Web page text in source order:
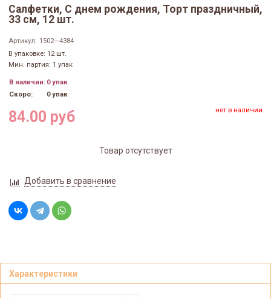
Салфетки, С днем рождения, Торт праздничный,
33 см, 12 шт.
Артикул: 1502—4384
В упаковке: 12 шт.
Мин. партия: 1 упак
В наличии: 0 упак
Скоро:
0 упак
84.00 руб нет в наличии
Товар отсутствует
Добавить в сравнение
Характеристики